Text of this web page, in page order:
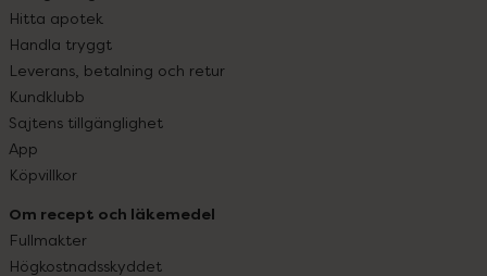
Hitta apotek
Handla tryggt
Leverans, betalning och retur
Kundklubb
Sajtens tillgänglighet
App
Köpvillkor
Om recept och läkemedel
Fullmakter
Högkostnadsskyddet